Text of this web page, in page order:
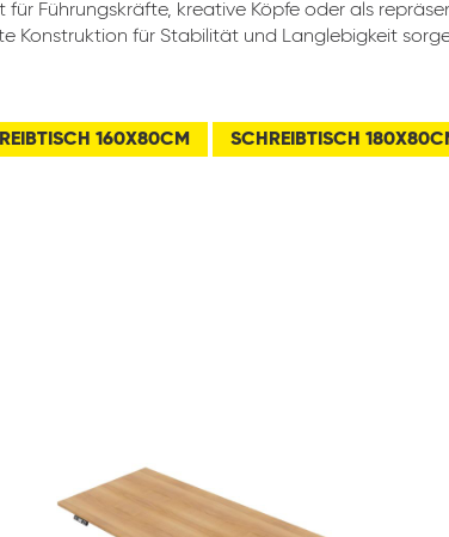
für Führungskräfte, kreative Köpfe oder als
für Stabilität und Langlebigkeit
160X80CM SCHREIBTISCH